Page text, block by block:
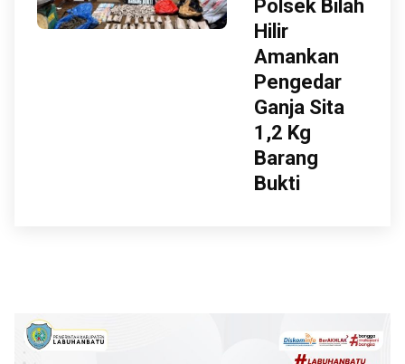
Polsek Bilah
Hilir
Amankan
Pengedar
Ganja Sita
1,2 Kg
Barang
Bukti